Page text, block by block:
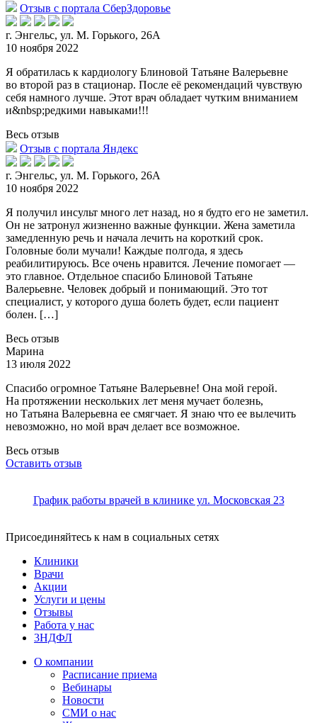
Отзыв с портала СберЗдоровье
г. Энгельс, ул. М. Горького, 26А
10 ноября 2022
Я обратилась к кардиологу Блиновой Татьяне Валерьевне
во второй раз в стационар. После её рекомендаций чувствую
себя намного лучше. Этот врач обладает чутким вниманием
и&nbsp;редкими навыками!!!
Весь отзыв
Отзыв с портала Яндекс
г. Энгельс, ул. М. Горького, 26А
10 ноября 2022
Я получил инсульт много лет назад, но я будто его не заметил.
Он не затронул жизненно важные функции. Жена заметила
замедленную речь и начала лечить на короткий срок.
Головные боли мучали! Каждые полгода, я здесь
реабилитируюсь. Все очень нравится. Лечение помогает —
это главное. Отдельное спасибо Блиновой Татьяне
Валерьевне. Человек добрый и понимающий. Это тот
специалист, у которого душа болеть будет, если пациент
болен. […]
Весь отзыв
Марина
13 июля 2022
Спасибо огромное Татьяне Валерьевне! Она мой герой.
На протяжении нескольких лет меня мучает болезнь,
но Татьяна Валерьевна ее смягчает. Я знаю что ее вылечить
невозможно, но мой врач делает все возможное.
Весь отзыв
Оставить отзыв
График работы врачей в клинике ул. Московская 23
Присоединяйтесь к нам в социальных сетях
Клиники
Врачи
Акции
Услуги и цены
Отзывы
Работа у нас
3НДФЛ
О компании
Расписание приема
Вебинары
Новости
СМИ о нас